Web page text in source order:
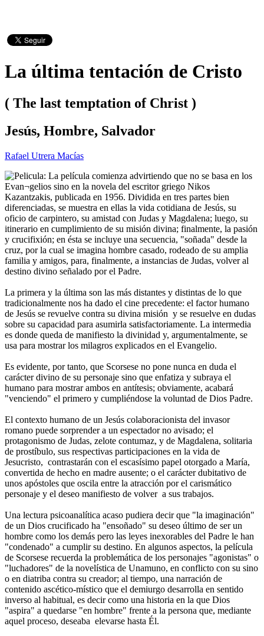
La última tentación de Cristo
( The last temptation of Christ )
Jesús, Hombre, Salvador
Rafael Utrera Macías
La película comienza advirtiendo que no se basa en los
Evan¬gelios sino en la novela del escritor griego Nikos
Kazantzakis, publicada en 1956. Dividida en tres partes bien
diferenciadas, se muestra en ellas la vida cotidiana de Jesús, su
oficio de carpintero, su amistad con Judas y Magdalena; luego, su
itinerario en cumplimiento de su misión divina; finalmente, la pasión
y crucifixión; en ésta se incluye una secuencia, "soñada" desde la
cruz, por la cual se imagina hombre casado, rodeado de su amplia
familia y amigos, para, finalmente, a instancias de Judas, volver al
destino divino señalado por el Padre.
La primera y la última son las más distantes y distintas de lo que
tradicionalmente nos ha dado el cine precedente: el factor humano
de Jesús se revuelve contra su divina misión y se resuelve en dudas
sobre su capacidad para asumirla satisfactoriamente. La intermedia
es donde queda de manifiesto la divinidad y, argumentalmente, se
usa para mostrar los milagros explicados en el Evangelio.
Es evidente, por tanto, que Scorsese no pone nunca en duda el
carácter divino de su personaje sino que enfatiza y subraya el
humano para mostrar ambos en antítesis; obviamente, acabará
"venciendo" el primero y cumpliéndose la voluntad de Dios Padre.
El contexto humano de un Jesús colaboracionista del invasor
romano puede sorprender a un espectador no avisado; el
protagonismo de Judas, zelote contumaz, y de Magdalena, solitaria
de prostíbulo, sus respectivas participaciones en la vida de
Jesucristo, contrastarán con el escasísimo papel otorgado a María,
convertida de hecho en madre ausente; o el carácter dubitativo de
unos apóstoles que oscila entre la atracción por el carismático
personaje y el deseo manifiesto de volver a sus trabajos.
Una lectura psicoanalítica acaso pudiera decir que "la imaginación"
de un Dios crucificado ha "ensoñado" su deseo último de ser un
hombre como los demás pero las leyes inexorables del Padre le han
"condenado" a cumplir su destino. En algunos aspectos, la película
de Scorsese recuerda la problemática de los personajes "agonistas" o
"luchadores" de la novelística de Unamuno, en conflicto con su sino
o en diatriba contra su creador; al tiempo, una narración de
contenido ascético-místico que el demiurgo desarrolla en sentido
inverso al habitual, es decir como una historia en la que Dios
"aspira" a quedarse "en hombre" frente a la persona que, mediante
aquel proceso, deseaba elevarse hasta Él.